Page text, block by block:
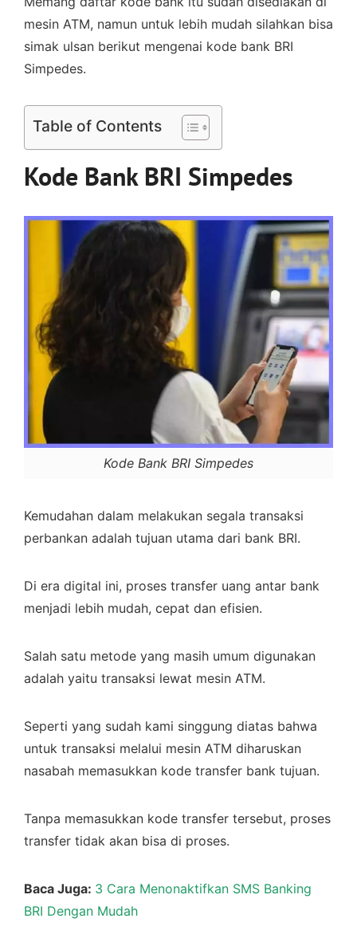
mesin ATM, namun untuk lebih mudah silahkan bisa
simak ulsan berikut mengenai kode bank BRI
Simpedes.
Table of Contents
Kode Bank BRI Simpedes
Kode Bank BRI Simpedes
Kemudahan dalam melakukan segala transaksi
perbankan adalah tujuan utama dari bank BRI.
Di era digital ini, proses transfer uang antar bank
menjadi lebih mudah, cepat dan efisien.
Salah satu metode yang masih umum digunakan
adalah yaitu transaksi lewat mesin ATM.
Seperti yang sudah kami singgung diatas bahwa
untuk transaksi melalui mesin ATM diharuskan
nasabah memasukkan kode transfer bank tujuan.
Tanpa memasukkan kode transfer tersebut, proses
transfer tidak akan bisa di proses.
Baca Juga: 3 Cara Menonaktifkan SMS Banking
BRI Dengan Mudah